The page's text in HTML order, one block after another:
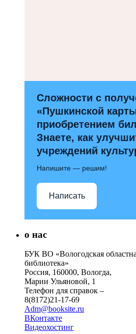
Сложности с
«Пушкинской
приобретением
Знаете, как
учреждений
Напишите — решим!
Написать
о нас
БУК ВО «Вологодская
библиотека»
Россия, 160000, Вологда,
Марии Ульяновой, 1
Телефон для справок –
8(8172)21-17-69
Adm@booksite.ru
ВКонтакте
Видеохостинг